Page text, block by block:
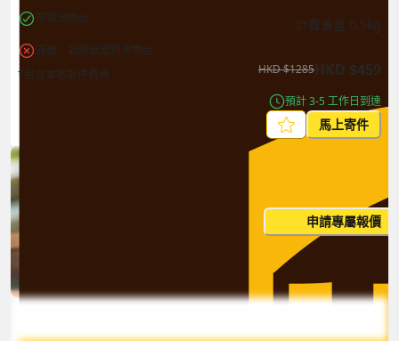
帶電池物品
液體、凝膠狀或粉末物品
*包含本地取件費用
計費重量 0.5kg
HKD$1285HKD $459
預計 3-5 工作日到達
馬上寄件
申請專屬報價